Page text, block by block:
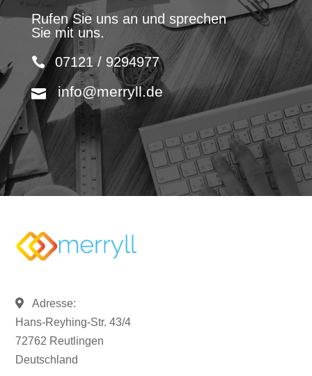
Rufen Sie uns an und sprechen
Sie mit uns.
07121 / 9294977
info@merryll.de
Adresse:
Hans-Reyhing-Str. 43/4
72762 Reutlingen
Deutschland